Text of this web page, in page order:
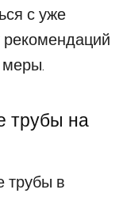
с уже
меры.
трубы на
трубы в